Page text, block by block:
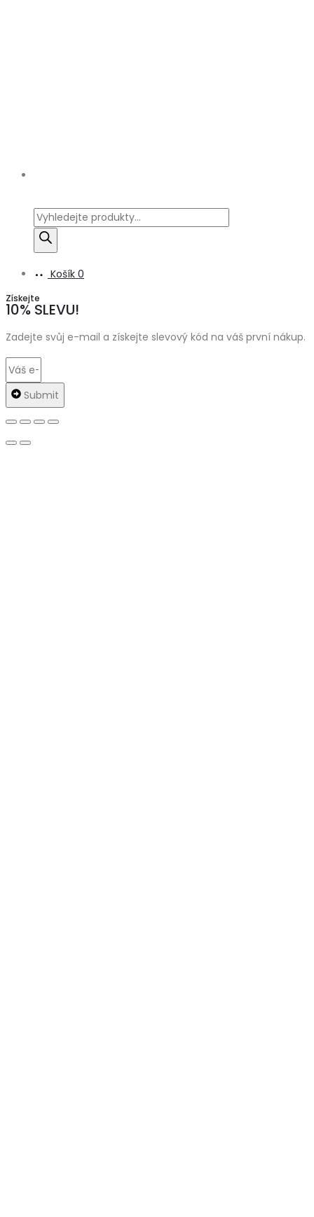
Products
search
Košík 0
Získejte
10% SLEVU!
Zadejte svůj e-mail a získejte slevový kód na váš první nákup.
Submit